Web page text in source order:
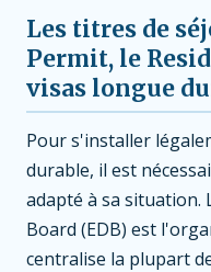
Les titres de
Permit, le
visas longue
Pour s'installer
durable, il est
adapté à sa situation.
Board (EDB) est
centralise la plupart